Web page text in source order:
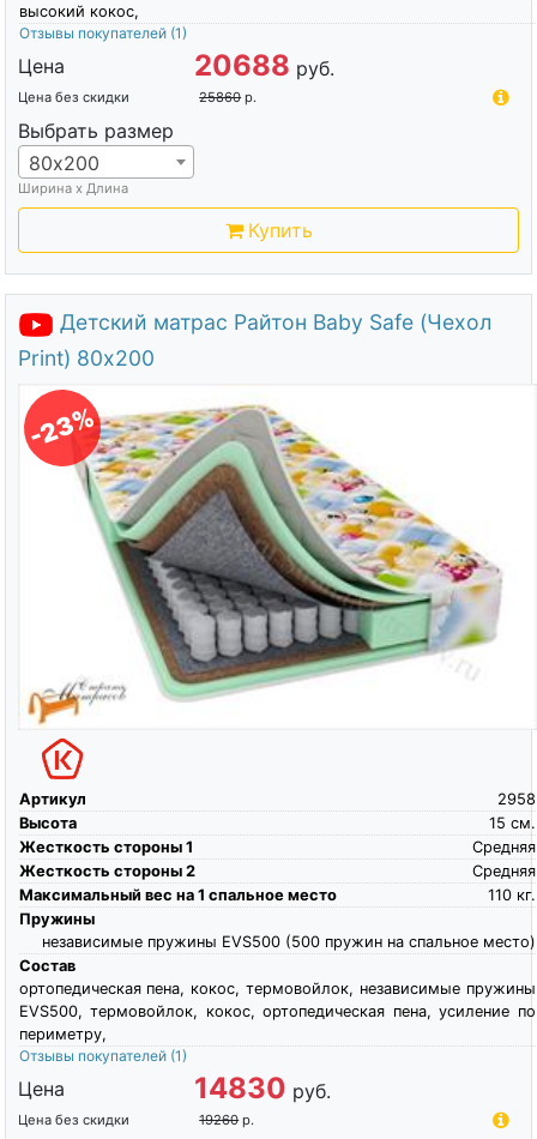
высокий кокос,
Отзывы покупателей (1)
Цена 20688 руб.
Цена без скидки 25860 р.
Выбрать размер
80х200
Ширина х Длина
Купить
Детский матрас Райтон Baby Safe (Чехол
Print) 80х200
-23%
Артикул
2958
Высота
см.
15
Жесткость стороны 1
Средняя
Жесткость стороны 2
Средняя
Максимальный вес на 1 спальное место
кг.
110
Пружины
независимые пружины EVS500 (500 пружин на спальное место)
Состав
ортопедическая пена, кокос, термовойлок, независимые пружины
EVS500, термовойлок, кокос, ортопедическая пена, усиление по
периметру,
Отзывы покупателей (1)
Цена 14830 руб.
Цена без скидки 19260 р.